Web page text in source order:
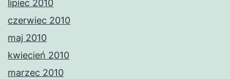
lipiec 2010
czerwiec 2010
maj 2010
kwiecień 2010
marzec 2010